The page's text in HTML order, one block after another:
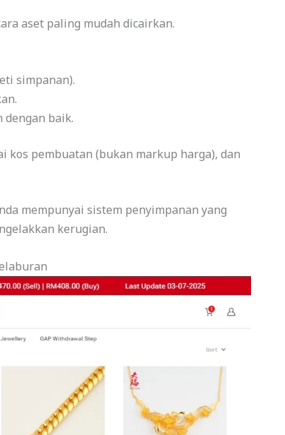
aset paling mudah dicairkan.
simpanan).
baik.
kos pembuatan (bukan markup harga), dan
mempunyai sistem penyimpanan yang
kerugian.